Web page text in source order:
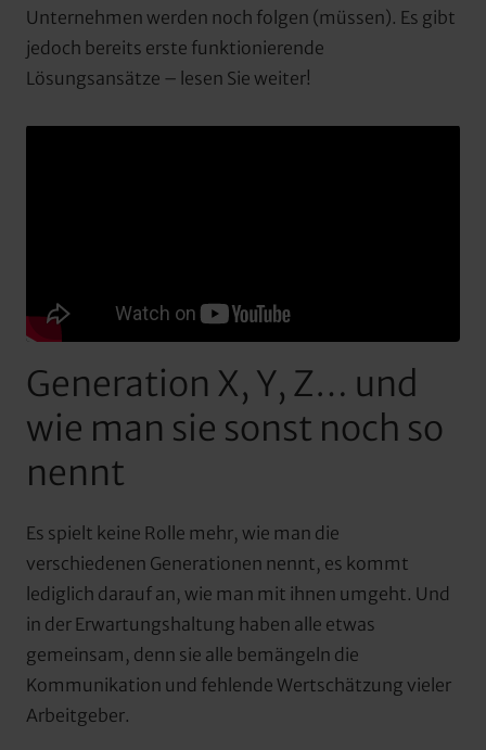
Unternehmen werden noch folgen (müssen). Es gibt
jedoch bereits erste funktionierende
Lösungsansätze – lesen Sie weiter!
Generation X, Y, Z… und
wie man sie sonst noch so
nennt
Es spielt keine Rolle mehr, wie man die
verschiedenen Generationen nennt, es kommt
lediglich darauf an, wie man mit ihnen umgeht. Und
in der Erwartungshaltung haben alle etwas
gemeinsam, denn sie alle bemängeln die
Kommunikation und fehlende Wertschätzung vieler
Arbeitgeber.